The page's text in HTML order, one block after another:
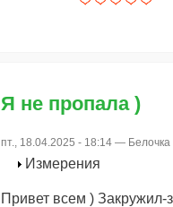
Я не пропала )
пт., 18.04.2025 - 18:14 — Белочка
Измерения
Привет всем ) Закружил-